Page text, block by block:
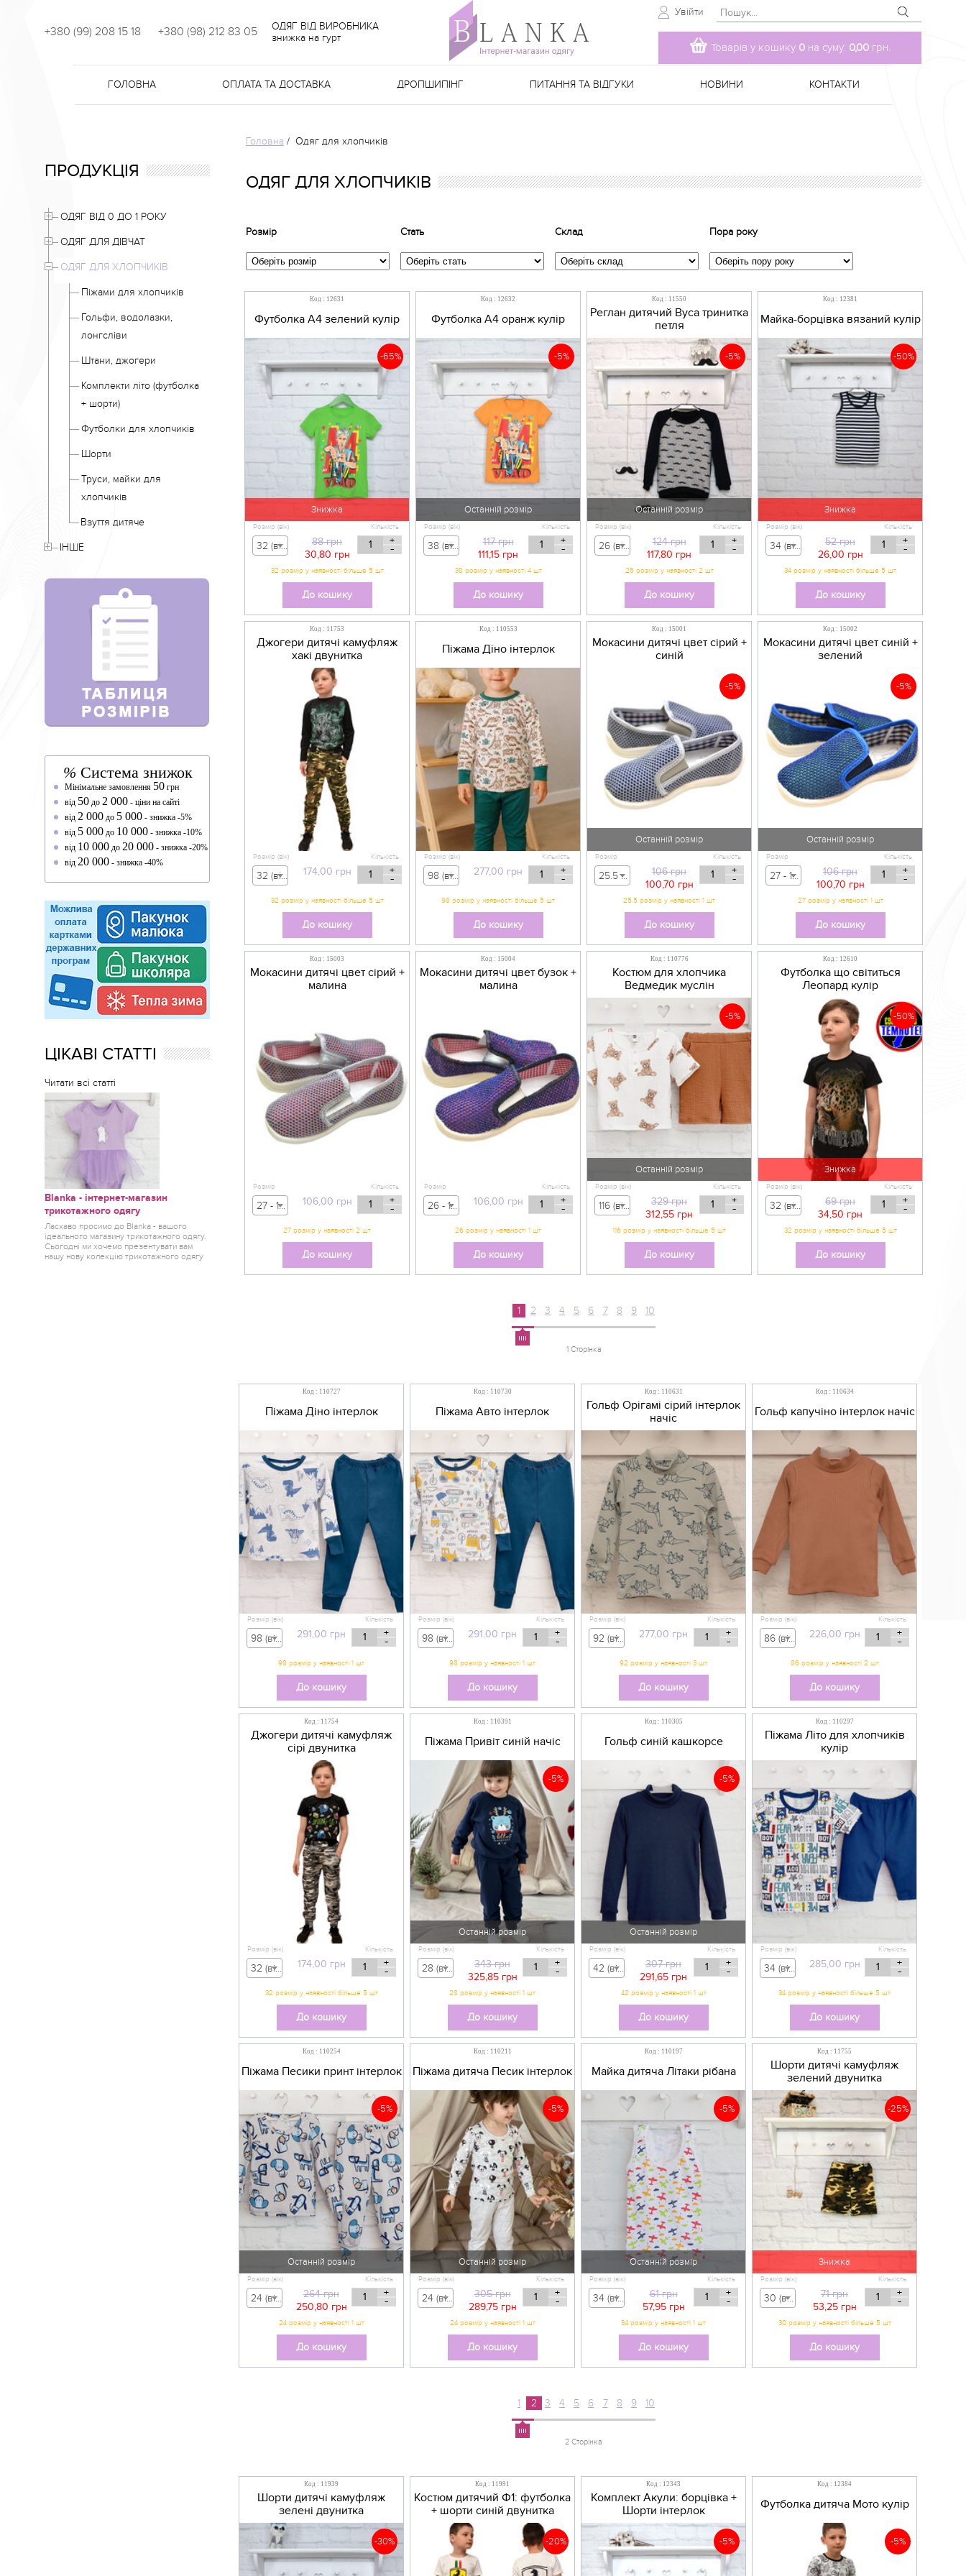
+380 (99) 208 15 18 +380 (98) 212 83 05
ОДЯГ ВІД ВИРОБНИКА
знижка на гурт
Увійти
Товарів у кошику 0 на суму: 0,00грн.
ГОЛОВНА ОПЛАТА ТА ДОСТАВКА ДРОПШИПІНГ ПИТАННЯ ТА ВІДГУКИ НОВИНИ КОНТАКТИ
ПРОДУКЦІЯ
ОДЯГ ВІД 0 ДО 1 РОКУ
ОДЯГ ДЛЯ ДІВЧАТ
ОДЯГ ДЛЯ ХЛОПЧИКІВ
Піжами для хлопчиків
Гольфи, водолазки,
лонгсліви
Штани, джогери
Комплекти літо (футболка
+ шорти)
Футболки для хлопчиків
Шорти
Труси, майки для
хлопчиків
Взуття дитяче
ІНШЕ
% Система знижок
Мінімальне замовлення 50 грн
від 50 до 2 000 - ціни на сайті
від 2 000 до 5 000 - знижка -5%
від 5 000 до 10 000 - знижка -10%
від 10 000 до 20 000 - знижка -20%
від 20 000 - знижка -40%
ЦІКАВІ СТАТТІ
Читати всі статті
Blanka - інтернет-магазин
трикотажного одягу
Ласкаво просимо до Blanka - вашого
ідеального магазину трикотажного одягу.
Сьогодні ми хочемо презентувати вам
нашу нову колекцію трикотажного одягу
Головна / Одяг для хлопчиків
ОДЯГ ДЛЯ ХЛОПЧИКІВ
Розмір Стать Склад Пора року
Код : 12631
Футболка А4 зелений кулір
Знижка
-65%
88 грн
30,80 грн
Розмір (вік)
32 (вік 5-6 р) - 88,00 грн
Кількість
+
-
32 розмір у наявності більше 5 шт
До кошику
Код : 12632
Футболка А4 оранж кулір
Останній розмір
-5%
117 грн
111,15 грн
Розмір (вік)
38 (вік 9-10 р) - 117,00 грн
Кількість
+
-
До кошику
Код : 11550
Реглан дитячий Вуса тринитка
петля
Останній розмір
-5%
124 грн
117,80 грн
Розмір (вік)
26 (вік 9-12 міс) - 124,00 грн
Кількість
+
-
До кошику
Код : 12381
Майка-борцівка вязаний кулір
Знижка
-50%
52 грн
26,00 грн
Розмір (вік)
34 (вік 7 р) - 52,00 грн
Кількість
+
-
34 розмір у наявності більше 5 шт
До кошику
Код : 11753
Джогери дитячі камуфляж
хакі двунитка
174,00 грн
Розмір (вік)
32 (вік 5-6 р) - 174,00 грн
Кількість
+
-
До кошику
Код : 110553
Піжама Діно інтерлок
277,00 грн
Розмір (вік)
98 (вік 2-3 р) - 277,00 грн
Кількість
+
-
До кошику
Код : 15001
Мокасини дитячі цвет сірий +
синій
Останній розмір
-5%
106 грн
100,70 грн
Розмір
25.5 - 106,00 грн
Кількість
+
-
25.5 розмір у наявності 1 шт
До кошику
Код : 15002
Мокасини дитячі цвет синій +
зелений
Останній розмір
-5%
106 грн
100,70 грн
Розмір
27 - 106,00 грн
Кількість
+
-
27 розмір у наявності 1 шт
До кошику
Код : 15003
Мокасини дитячі цвет сірий +
малина
106,00 грн
Розмір
27 - 106,00 грн
Кількість
+
-
27 розмір у наявності 2 шт
До кошику
Код : 15004
Мокасини дитячі цвет бузок +
малина
106,00 грн
Розмір
26 - 106,00 грн
Кількість
+
-
26 розмір у наявності 1 шт
До кошику
Код : 110776
Костюм для хлопчика
Ведмедик муслін
Останній розмір
-5%
329 грн
312,55 грн
Розмір (вік)
116 (вік 5-6 р) - 329,00 грн
Кількість
+
-
До кошику
Код : 12610
Футболка що світиться
Леопард кулір
Знижка
-50%
69 грн
34,50 грн
Розмір (вік)
32 (вік 5-6 р) - 69,00 грн
Кількість
+
-
32 розмір у наявності більше 5 шт
До кошику
1 2 3 4 5 6 7 8 9 10
1 Сторінка
Код : 110727
Піжама Діно інтерлок
291,00 грн
Розмір (вік)
98 (вік 2-3 р) - 291,00 грн
Кількість
+
-
До кошику
Код : 110730
Піжама Авто інтерлок
291,00 грн
Розмір (вік)
98 (вік 2-3 р) - 291,00 грн
Кількість
+
-
До кошику
Код : 110631
Гольф Орігамі сірий інтерлок
начіс
277,00 грн
Розмір (вік)
92 (вік 1,5-2 р) - 277,00 грн
Кількість
+
-
До кошику
Код : 110634
Гольф капучіно інтерлок начіс
226,00 грн
Розмір (вік)
86 (вік 12-18 міс) - 226,00 грн
Кількість
+
-
До кошику
Код : 11754
Джогери дитячі камуфляж
сірі двунитка
174,00 грн
Розмір (вік)
32 (вік 5-6 р) - 174,00 грн
Кількість
+
-
До кошику
Код : 110391
Піжама Привіт синій начіс
Останній розмір
-5%
343 грн
325,85 грн
Розмір (вік)
28 (вік 12-18 міс) - 343,00 грн
Кількість
+
-
До кошику
Код : 110305
Гольф синій кашкорсе
Останній розмір
-5%
307 грн
291,65 грн
Розмір (вік)
42 (вік 12-14 р) - 307,00 грн
Кількість
+
-
До кошику
Код : 110297
Піжама Літо для хлопчиків
кулір
285,00 грн
Розмір (вік)
34 (вік 7 р) - 285,00 грн
Кількість
+
-
До кошику
Код : 110254
Піжама Песики принт інтерлок
Останній розмір
-5%
264 грн
250,80 грн
Розмір (вік)
24 (вік 6-9 міс) - 264,00 грн
Кількість
+
-
До кошику
Код : 110211
Піжама дитяча Песик інтерлок
Останній розмір
-5%
305 грн
289,75 грн
Розмір (вік)
24 (вік 6-9 міс) - 305,00 грн
Кількість
+
-
До кошику
Код : 110197
Майка дитяча Літаки рібана
Останній розмір
-5%
61 грн
57,95 грн
Розмір (вік)
34 (вік 7 р) - 61,00 грн
Кількість
+
-
34 розмір у наявності 1 шт
До кошику
Код : 11755
Шорти дитячі камуфляж
зелений двунитка
Знижка
-25%
71 грн
53,25 грн
Розмір (вік)
30 (вік 3-4 р) - 71,00 грн
Кількість
+
-
30 розмір у наявності більше 5 шт
До кошику
1 2 3 4 5 6 7 8 9 10
2 Сторінка
Код : 11939
Шорти дитячі камуфляж
зелені двунитка
-30%
Код : 11991
Костюм дитячий Ф1: футболка
+ шорти синій двунитка
-20%
Код : 12343
Комплект Акули: борцівка +
Шорти інтерлок
-5%
Код : 12384
Футболка дитяча Мото кулір
-5%